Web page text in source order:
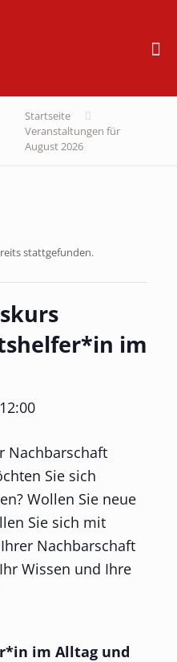
Startseite
Veranstaltungen für
August 2026
stattgefunden.
im
12:00
Nachbarschaft
Sie sich
Wollen Sie neue
Sie sich mit
Nachbarschaft
Wissen und Ihre
im Alltag und